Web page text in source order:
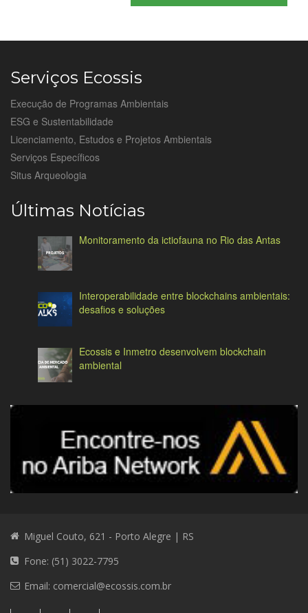
Serviços Ecossis
Execução de Programas Ambientais
ESG e Sustentabilidade
Licenciamento, Estudos e Projetos Ambientais
Serviços Específicos
Situs Arqueologia
Últimas Notícias
Monitoramento da ictiofauna no Rio das Antas
Interoperabilidade entre blockchains ambientais:
desafios e soluções
Ecossis e Inmetro desenvolvem blockchain
ambiental
Miguel Couto, 621 - Porto Alegre | RS
Fone: (51) 3022-7795
Email: comercial@ecossis.com.br